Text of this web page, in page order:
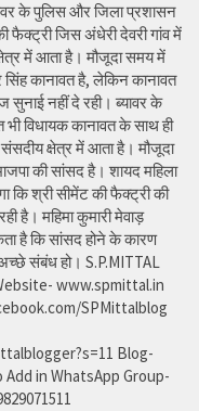
के पुलिस और जिला प्रशासन
फैक्ट्री जिस अंधेरी देवरी गांव में
में आता है। मौजूदा समय में
सिंह कानावत है, लेकिन कानावत
सुनाई नहीं दे रही। ब्यावर के
विधायक कानावत के साथ ही
क्षेत्र में आता है। मौजूदा
की सांसद है। शायद महिला
कि श्री सीमेंट की फैक्ट्री की
है। महिमा कुमारी मेवाड़
है कि सांसद होने के कारण
संबंध हो। S.P.MITTAL
www.spmittal.in
SPMittalblog
Blog-
in WhatsApp Group-